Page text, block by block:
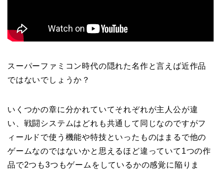
スーパーファミコン時代の隠れた名作と言えば近作品
ではないでしょうか？
いくつかの章に分かれていてそれぞれが主人公が違
い、戦闘システムはどれも共通して同じなのですがフ
ィールドで使う機能や特技といったものはまるで他の
ゲームなのではないかと思えるほど違っていて1つの作
品で2つも3つもゲームをしているかの感覚に陥りま